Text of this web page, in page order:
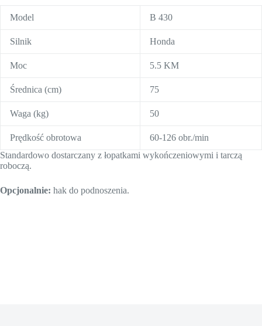
Model B 430
Silnik Honda
Moc 5.5 KM
Średnica (cm) 75
Waga (kg) 50
Prędkość obrotowa
60-126 obr./min
Standardowo dostarczany z łopatkami wykończeniowymi i tarczą
roboczą.
Opcjonalnie: hak do podnoszenia.